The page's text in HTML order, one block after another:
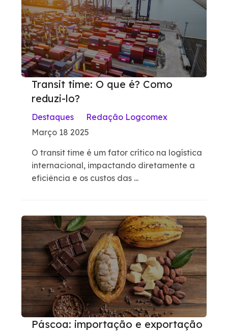
Transit time: O que é? Como
reduzi-lo?
Destaques
Redação Logcomex
Março 18 2025
O transit time é um fator crítico na logística
internacional, impactando diretamente a
eficiência e os custos das ...
Páscoa: importação e exportação